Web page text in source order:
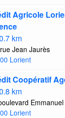
Agricole
km
Jean Jaurès
Lorient
Coopératif
km
Lorient